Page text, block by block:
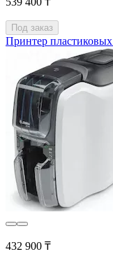
Под заказ
Принтер
432 900 ₸